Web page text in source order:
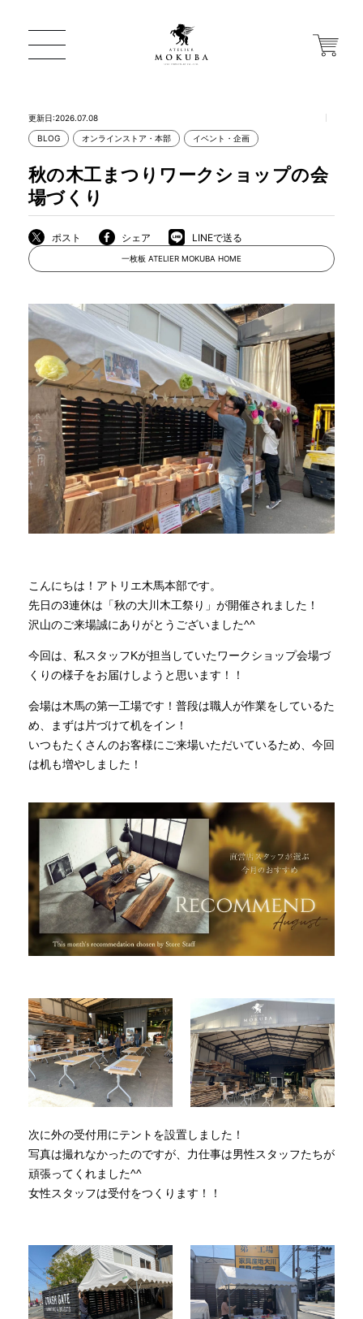
一枚板 ATELIER MOKUBA HOME
MOKUBA について
商品情報
直営店
イベント
全商品一覧
新入荷情報
納品事例
INFORMATION
MOKUBA CHANNEL
よくあるご質問
お問い合わせ
更新日:2026.07.08
BLOG オンラインストア・本部 イベント・企画
秋の木工まつりワークショップの会
場づくり
ポスト シェア LINEで送る
一枚板 ATELIER MOKUBA HOME
こんにちは！アトリエ木馬本部です。
先日の3連休は「秋の大川木工祭り」が開催されました！
沢山のご来場誠にありがとうございました^^
今回は、私スタッフKが担当していたワークショップ会場づ
くりの様子をお届けしようと思います！！
会場は木馬の第一工場です！普段は職人が作業をしているた
め、まずは片づけて机をイン！
いつもたくさんのお客様にご来場いただいているため、今回
は机も増やしました！
次に外の受付用にテントを設置しました！
写真は撮れなかったのですが、力仕事は男性スタッフたちが
頑張ってくれました^^
女性スタッフは受付をつくります！！